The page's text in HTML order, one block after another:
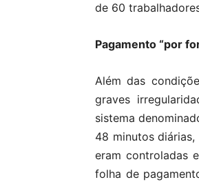
de 60
Pagamento “por
Além das
graves
sistema
48 minutos
eram controladas
folha de